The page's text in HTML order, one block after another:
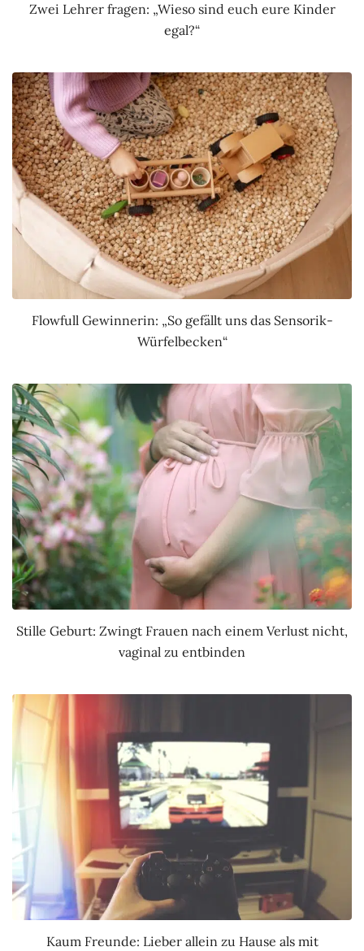
Zwei Lehrer fragen: „Wieso sind euch eure Kinder
egal?“
Flowfull Gewinnerin: „So gefällt uns das Sensorik-
Würfelbecken“
Stille Geburt: Zwingt Frauen nach einem Verlust nicht,
vaginal zu entbinden
Kaum Freunde: Lieber allein zu Hause als mit